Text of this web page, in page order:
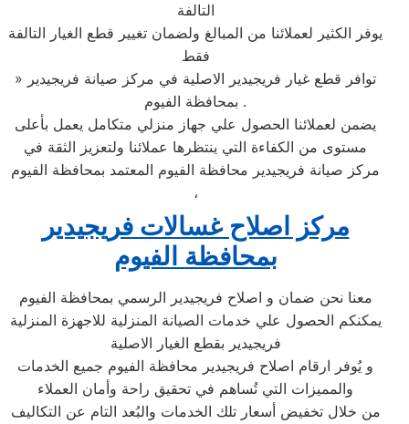
التالفة
يوفر الكثير لعملائنا من المبالغ ولضمان تغيير قطع الغيار التالفة
فقط
» توافر قطع غيار فريجيدير الاصلية في مركز صيانة فريجيدير
بمحافظة الفيوم .
يضمن لعملائنا الحصول علي جهاز منزلي متكامل يعمل بأعلى
مستوى من الكفاءة التي ينتظرها عملائنا ولتعزيز الثقة في
مركز صيانة فريجيدير محافظة الفيوم المعتمد بمحافظة الفيوم
،
مركز اصلاح غسالات فريجيدير
بمحافظة الفيوم
معنا نحن ضمان و اصلاح فريجيدير الرسمي بمحافظة الفيوم
يمكنكم الحصول علي خدمات الصيانة المنزلية للاجهزة المنزلية
فريجيدير بقطع الغيار الاصلية
و يُوفر ارقام اصلاح فريجيدير محافظة الفيوم جميع الخدمات
والمميزات التي تُساهم في تحقيق راحة وأمان العملاء
من خلال تخفيض أسعار تلك الخدمات والبُعد التام عن التكاليف